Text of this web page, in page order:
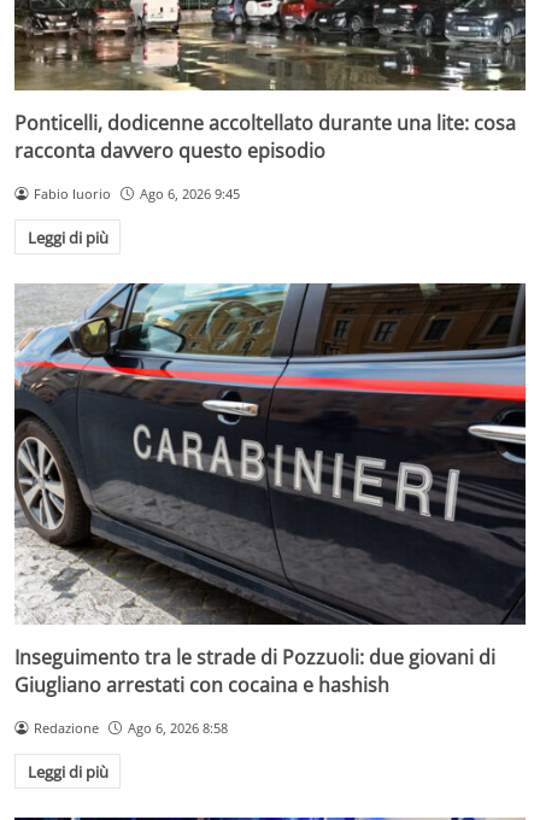
Ponticelli, dodicenne accoltellato durante una lite: cosa
racconta davvero questo episodio
Fabio Iuorio Ago 6, 2026 9:45
Leggi di più
Inseguimento tra le strade di Pozzuoli: due giovani di
Giugliano arrestati con cocaina e hashish
Redazione Ago 6, 2026 8:58
Leggi di più